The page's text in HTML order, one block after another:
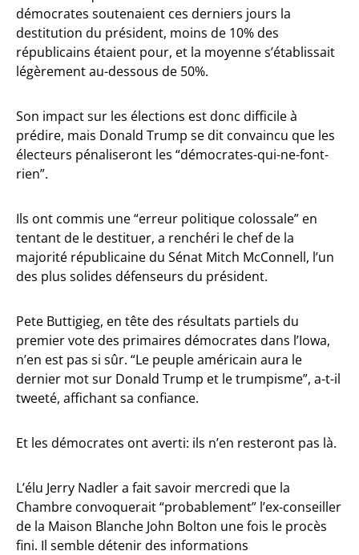
démocrates soutenaient ces derniers jours la
destitution du président, moins de 10% des
républicains étaient pour, et la moyenne s’établissait
légèrement au-dessous de 50%.
Son impact sur les élections est donc difficile à
prédire, mais Donald Trump se dit convaincu que les
électeurs pénaliseront les “démocrates-qui-ne-font-
rien”.
Ils ont commis une “erreur politique colossale” en
tentant de le destituer, a renchéri le chef de la
majorité républicaine du Sénat Mitch McConnell, l’un
des plus solides défenseurs du président.
Pete Buttigieg, en tête des résultats partiels du
premier vote des primaires démocrates dans l’Iowa,
n’en est pas si sûr. “Le peuple américain aura le
dernier mot sur Donald Trump et le trumpisme”, a-t-il
tweeté, affichant sa confiance.
Et les démocrates ont averti: ils n’en resteront pas là.
L’élu Jerry Nadler a fait savoir mercredi que la
Chambre convoquerait “probablement” l’ex-conseiller
de la Maison Blanche John Bolton une fois le procès
fini. Il semble détenir des informations